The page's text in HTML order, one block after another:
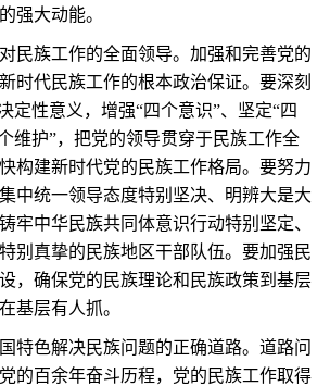
强大动能。
族工作的全面领导。加强和完善党的
时代民族工作的根本政治保证。要深刻
定性意义，增强“四个意识”、坚定“四
维护”，把党的领导贯穿于民族工作全
构建新时代党的民族工作格局。要努力
中统一领导态度特别坚决、明辨大是大
牢中华民族共同体意识行动特别坚定、
别真挚的民族地区干部队伍。要加强民
，确保党的民族理论和民族政策到基层
基层有人抓。
色解决民族问题的正确道路。道路问
的百余年奋斗历程，党的民族工作取得